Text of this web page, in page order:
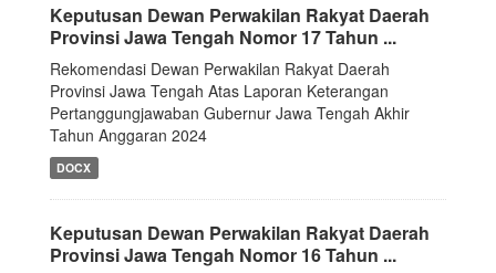
Keputusan Dewan Perwakilan Rakyat Daerah
Provinsi Jawa Tengah Nomor 17 Tahun ...
Rekomendasi Dewan Perwakilan Rakyat Daerah
Provinsi Jawa Tengah Atas Laporan Keterangan
Pertanggungjawaban Gubernur Jawa Tengah Akhir
Tahun Anggaran 2024
DOCX
Keputusan Dewan Perwakilan Rakyat Daerah
Provinsi Jawa Tengah Nomor 16 Tahun ...